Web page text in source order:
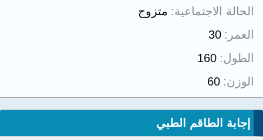
الحالة الاجتماعية
متزوج
العمر
30
الطول 160
الوزن 60
إجابة الطاقم الطبي